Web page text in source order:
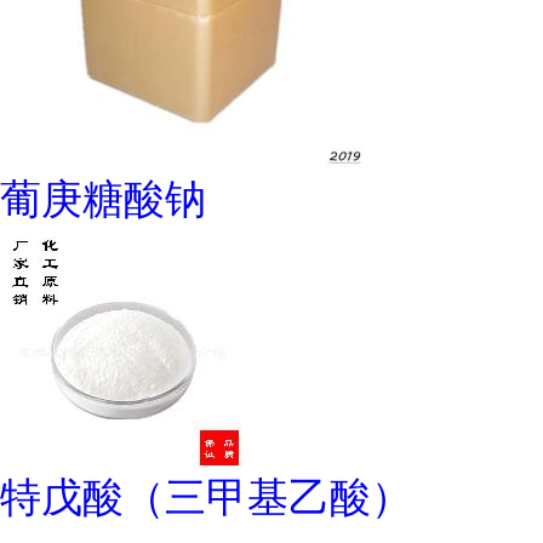
葡庚糖酸钠
特戊酸（三甲基乙酸）